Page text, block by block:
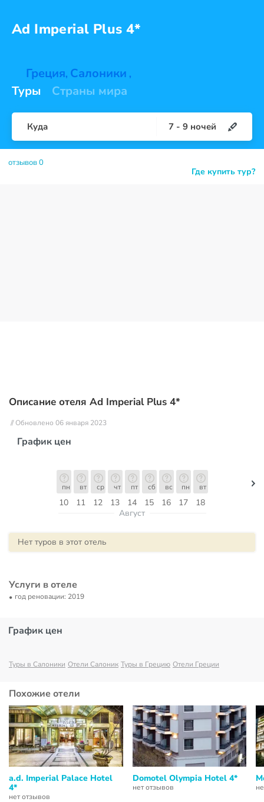
Ad Imperial Plus 4*
Греция, Салоники ,
Туры Страны мира
Куда 7 - 9 ночей
Где купить тур?
отзывов 0
Описание отеля Ad Imperial Plus 4*
// Обновлено 06 января 2023
График цен
10
пн
11
вт
12
ср
13
чт
14
пт
15
сб
16
вс
17
пн
18
вт
Август
Нет туров в этот отель
Услуги в отеле
год реновации: 2019
График цен
Туры в Салоники Отели Салоник Туры в Грецию Отели Греции
Похожие отели
a.d. Imperial Palace Hotel
4*
нет отзывов
Domotel Olympia Hotel 4*
нет отзывов